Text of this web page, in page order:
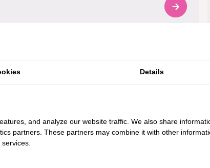
MRI-onderzoek
Medische zorg
Details
and analyze our website traffic. We also share
partners. These partners may combine it with other